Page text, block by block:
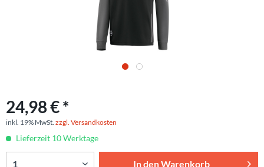
24,98 € *
inkl. 19% MwSt. zzgl. Versandkosten
Lieferzeit 10 Werktage
In denWarenkorb